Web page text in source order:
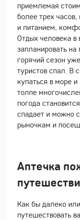
приемлемая
более трех
и питанием,
Отдых человека в
запланировать
горячий сезон
туристов спал. В
купаться в море
толпе
погода
спадает и можно
рыночкам и
Аптечка
Как бы далеко
путешествовать